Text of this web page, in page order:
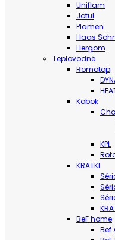
Uniflam
Jotul
Plamen
Haas
Hergom
Teplovodné
Romotop
Kobok
KPL
KRATKI
BeF home
Bef